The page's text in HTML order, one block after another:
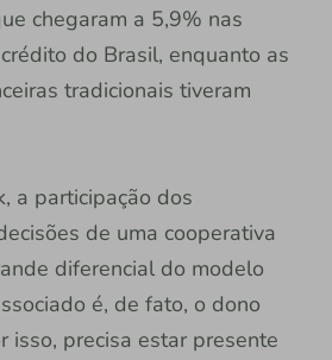
chegaram a 5,9% nas
do Brasil, enquanto as
tradicionais tiveram
a participação dos
de uma cooperativa
diferencial do modelo
é, de fato, o dono
isso, precisa estar presente